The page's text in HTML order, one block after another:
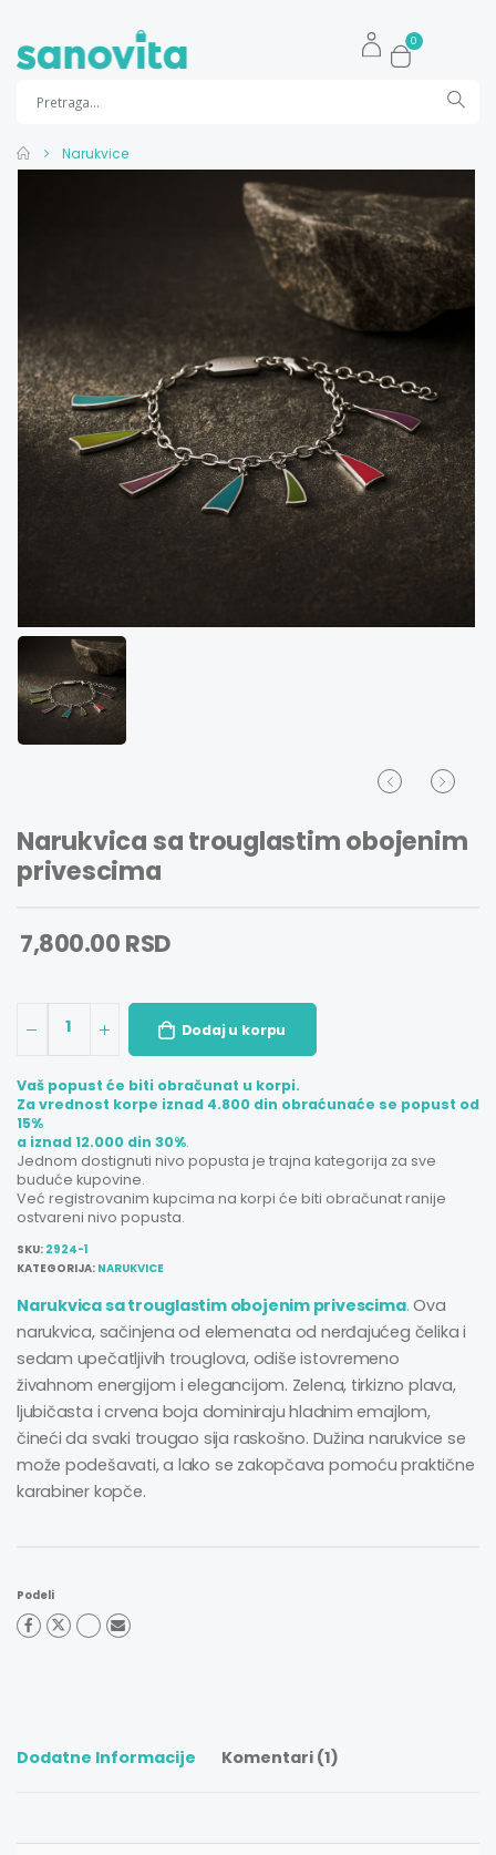
0
Narukvice
Narukvica sa trouglastim obojenim
privescima
7,800.00 RSD
1 Dodaj u korpu
Vaš popust će biti obračunat u korpi.
Za vrednost korpe iznad 4.800 din obraćunaće se popust od
15%
a iznad 12.000 din 30%.
Jednom dostignuti nivo popusta je trajna kategorija za sve
buduće kupovine.
Već registrovanim kupcima na korpi će biti obračunat ranije
ostvareni nivo popusta.
SKU: 2924-1
KATEGORIJA: NARUKVICE
Narukvica sa trouglastim obojenim privescima. Ova
narukvica, sačinjena od elemenata od nerđajućeg čelika i
sedam upečatljivih trouglova, odiše istovremeno
živahnom energijom i elegancijom. Zelena, tirkizno plava,
ljubičasta i crvena boja dominiraju hladnim emajlom,
čineći da svaki trougao sija raskošno. Dužina narukvice se
može podešavati, a lako se zakopčava pomoću praktične
karabiner kopče.
Podeli
Dodatne Informacije Komentari (1)